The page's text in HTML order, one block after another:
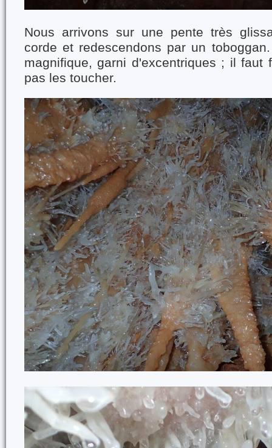
Nous arrivons sur une pente très
corde et redescendons par un
magnifique, garni d'excentriques ; il faut
pas les toucher.